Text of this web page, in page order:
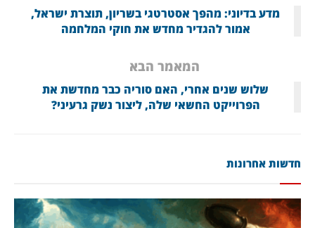
מדע בדיוני: מהפך אסטרטגי בשריון, תוצרת ישראל,
אמור להגדיר מחדש את חוקי המלחמה
המאמר הבא
שלוש שנים אחרי, האם סוריה כבר מחדשת את
הפרוייקט החשאי שלה, ליצור נשק גרעיני?
חדשות אחרונות